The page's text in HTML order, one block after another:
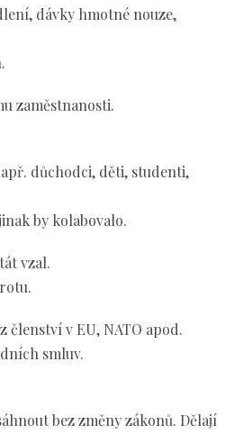
dávky hmotné nouze,
zaměstnanosti.
důchodci, děti, studenti,
by kolabovalo.
vzal.
v EU, NATO apod.
smluv.
bez změny zákonů. Dělají